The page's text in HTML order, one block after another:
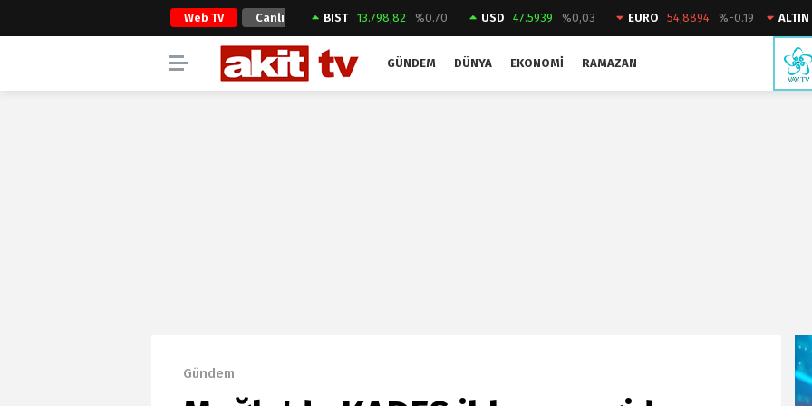
Web TV Canlı
Yayın
BIST 13.798,82 %0.70 USD 47.5939 %0,03 EURO 54,8894 %-0.19 ALTIN
GÜNDEM DÜNYA EKONOMI RAMAZAN
Gündem